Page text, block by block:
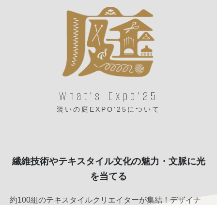
What’s Expo’25
装いの庭EXPO’25について
繊維技術やテキスタイル文化の魅力・文脈に光
を当てる
約100組のテキスタイルクリエイターが集結！デザイナ